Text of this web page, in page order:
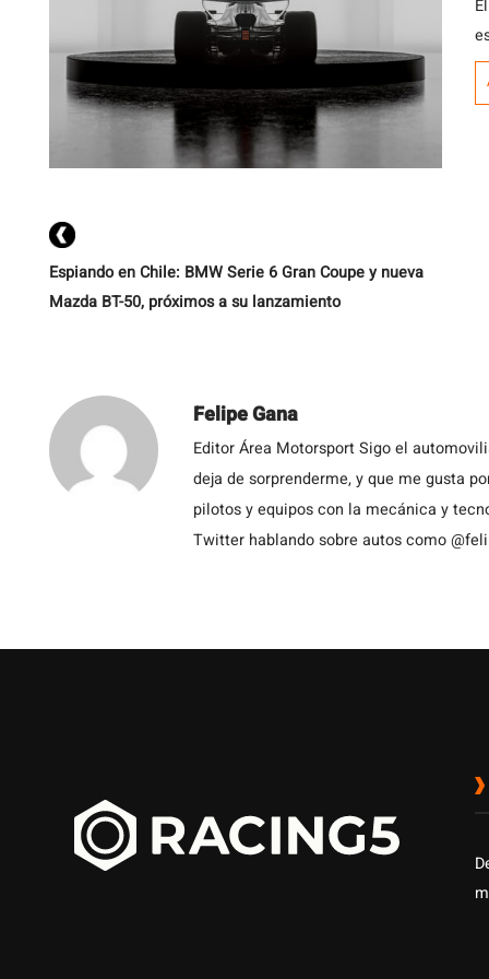
Espiando en Chile: BMW Serie 6 Gran Coupe y nueva
Mazda BT-50, próximos a su lanzamiento
Felipe Gana
Editor Área Motorsport Sigo el
deja de sorprenderme, y que me gusta
pilotos y equipos con la mecánica y
Twitter hablando sobre autos como